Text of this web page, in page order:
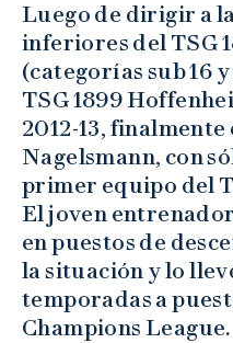
Luego de dirigir a
inferiores del TSG
(categorías sub 16
TSG 1899
2012-13,
Nagelsmann, con
primer equipo del
El joven
en puestos de
la situación y lo
temporadas a
Champions League.